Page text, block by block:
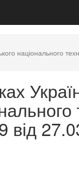
національного
від